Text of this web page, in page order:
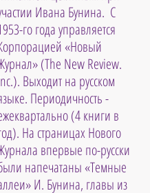
Ивана Бунина.  С
го года управляется
«Новый
(The New Review.
Выходит на русском
Периодичность -
(4 книги в
На страницах Нового
впервые по-русски
напечатаны «Темные
И. Бунина, главы из